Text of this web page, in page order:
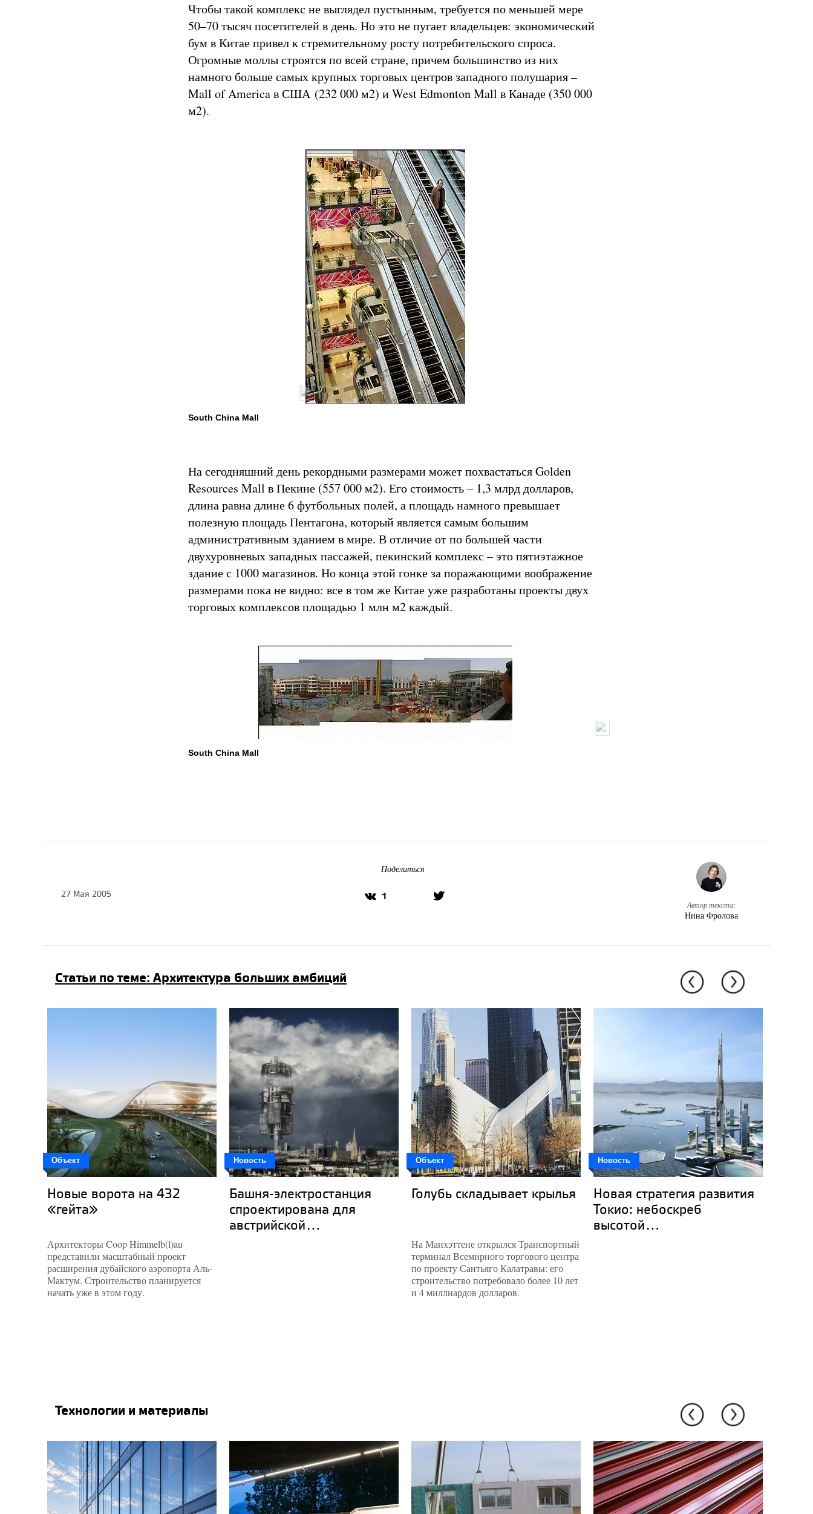
Чтобы такой комплекс не выглядел пустынным, требуется по меньшей мере
50–70 тысяч посетителей в день. Но это не пугает владельцев: экономический
бум в Китае привел к стремительному росту потребительского спроса.
Огромные моллы строятся по всей стране, причем большинство из них
намного больше самых крупных торговых центров западного полушария –
Mall of America в США (232 000 м2) и West Edmonton Mall в Канаде (350 000
м2).
South China Mall
На сегодняшний день рекордными размерами может похвастаться Golden
Resources Mall в Пекине (557 000 м2). Его стоимость – 1,3 млрд долларов,
длина равна длине 6 футбольных полей, а площадь намного превышает
полезную площадь Пентагона, который является самым большим
административным зданием в мире. В отличие от по большей части
двухуровневых западных пассажей, пекинский комплекс – это пятиэтажное
здание с 1000 магазинов. Но конца этой гонке за поражающими воображение
размерами пока не видно: все в том же Китае уже разработаны проекты двух
торговых комплексов площадью 1 млн м2 каждый.
South China Mall
27 Мая 2005
Поделиться
1
Автор текста:
Нина Фролова
Статьи по теме: Архитектура больших амбиций
Объект
Новые ворота на 432
«гейта»
Архитекторы Coop Himmelb(l)au
представили масштабный проект
расширения дубайского аэропорта Аль-
Мактум. Строительство планируется
начать уже в этом году.
Новость
Башня-электростанция
спроектирована для
австрийской...
Объект
Голубь складывает крылья
На Манхэттене открылся Транспортный
терминал Всемирного торгового центра
по проекту Сантьяго Калатравы: его
строительство потребовало более 10 лет
и 4 миллиардов долларов.
Новость
Новая стратегия развития
Токио: небоскреб
высотой...
Технологии и материалы